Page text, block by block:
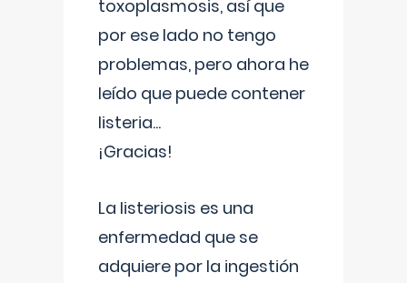
toxoplasmosis, así que
por ese lado no tengo
problemas, pero ahora he
leído que puede contener
listeria...
¡Gracias!
La listeriosis es una
enfermedad que se
adquiere por la ingestión